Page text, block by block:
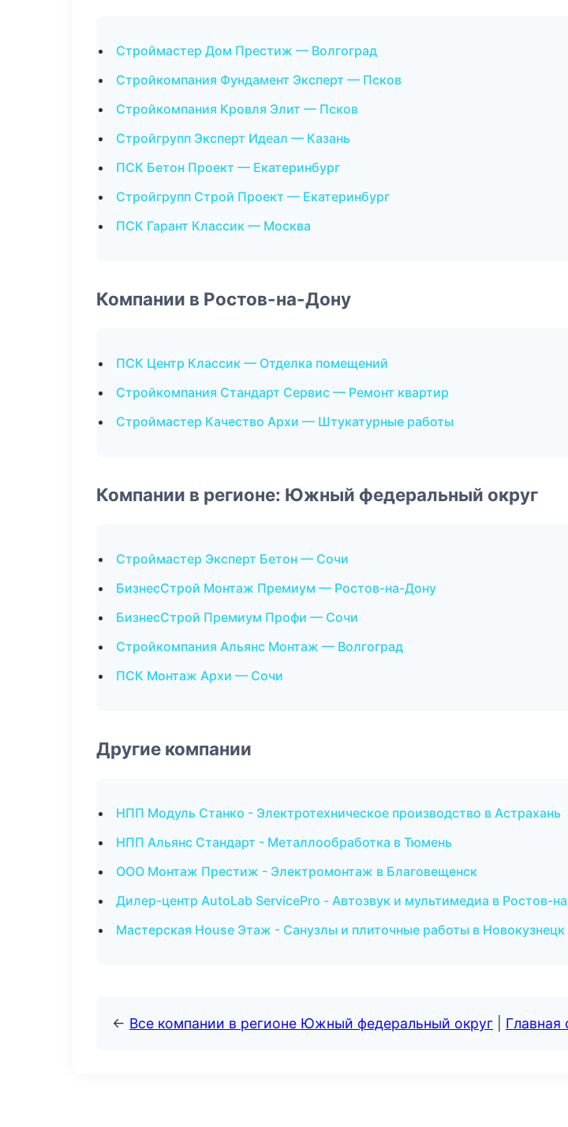
Строймастер Дом Престиж — Волгоград
Стройкомпания Фундамент Эксперт — Псков
Стройкомпания Кровля Элит — Псков
Стройгрупп Эксперт Идеал — Казань
ПСК Бетон Проект — Екатеринбург
Стройгрупп Строй Проект — Екатеринбург
ПСК Гарант Классик — Москва
Компании в Ростов-на-Дону
ПСК Центр Классик — Отделка помещений
Стройкомпания Стандарт Сервис — Ремонт квартир
Строймастер Качество Архи — Штукатурные работы
Компании в регионе: Южный федеральный округ
Строймастер Эксперт Бетон — Сочи
БизнесСтрой Монтаж Премиум — Ростов-на-Дону
БизнесСтрой Премиум Профи — Сочи
Стройкомпания Альянс Монтаж — Волгоград
ПСК Монтаж Архи — Сочи
Другие компании
НПП Модуль Станко - Электротехническое производство в Астрахань
НПП Альянс Стандарт - Металлообработка в Тюмень
ООО Монтаж Престиж - Электромонтаж в Благовещенск
Дилер-центр AutoLab ServicePro - Автозвук и мультимедиа в Ростов-
Мастерская House Этаж - Санузлы и плиточные работы в Новокузнецк
← Все компании в регионе Южный федеральный округ Главная